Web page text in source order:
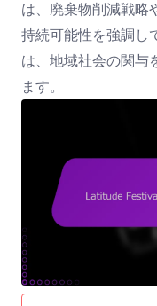
は、廃棄物削減戦略
持続可能性を強調し
は、地域社会の関与
ます。